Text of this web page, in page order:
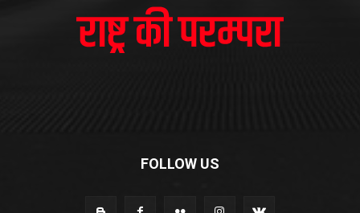
FOLLOW US